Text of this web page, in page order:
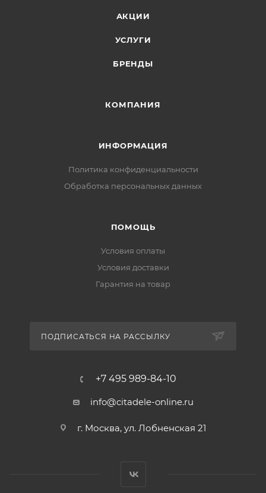
АКЦИИ
УСЛУГИ
БРЕНДЫ
КОМПАНИЯ
ИНФОРМАЦИЯ
Политика конфиденциальности
Обработка персональных данных
ПОМОЩЬ
Условия оплаты
Условия доставки
Гарантия на товар
ПОДПИСАТЬСЯ НА РАССЫЛКУ
+7 495 989-84-10
info@citadele-online.ru
г. Москва, ул. Лобненская 21